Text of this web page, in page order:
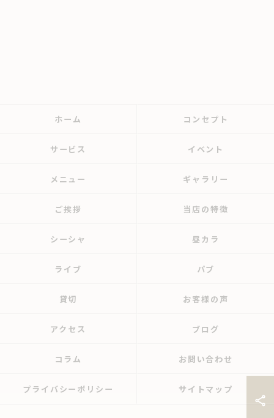
ホーム コンセプト
サービス イベント
メニュー ギャラリー
ご挨拶 当店の特徴
シーシャ 昼カラ
ライブ パブ
貸切 お客様の声
アクセス ブログ
コラム お問い合わせ
プライバシーポリシー サイトマップ